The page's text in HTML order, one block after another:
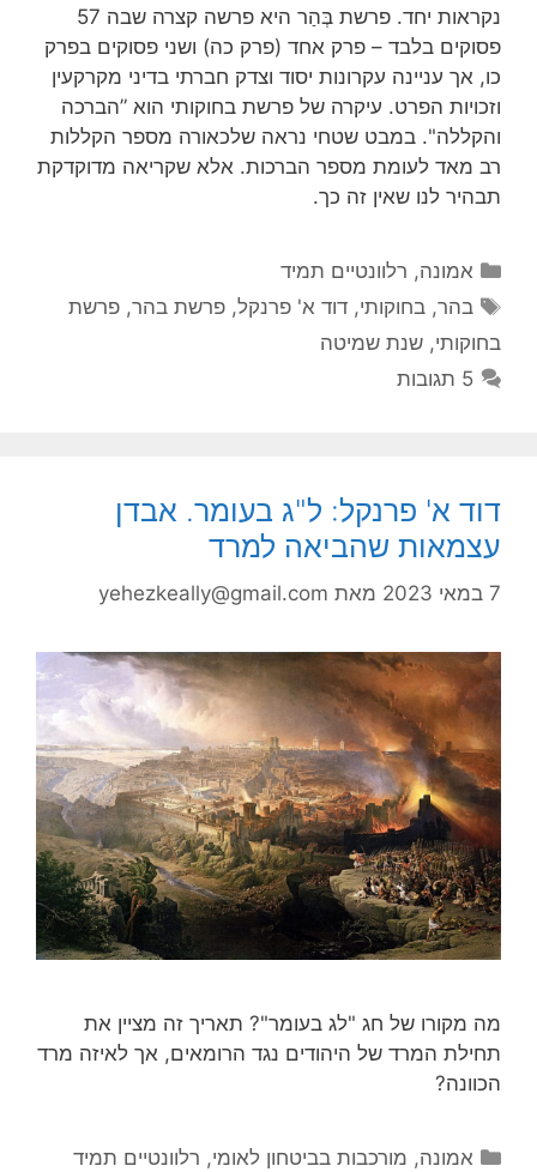
נקראות יחד. פרשת בְּהַר היא פרשה קצרה שבה 57
פסוקים בלבד – פרק אחד (פרק כה) ושני פסוקים בפרק
כו, אך עניינה עקרונות יסוד וצדק חברתי בדיני מקרקעין
וזכויות הפרט. עיקרה של פרשת בחוקותי הוא ”הברכה
והקללה". במבט שטחי נראה שלכאורה מספר הקללות
רב מאד לעומת מספר הברכות. אלא שקריאה מדוקדקת
תבהיר לנו שאין זה כך.
קטגוריות
אמונה, רלוונטיים תמיד
תגיות
בהר,בחוקותי,דוד א' פרנקל,פרשת בהר,פרשת
בחוקותי, שנת שמיטה
5 תגובות
דוד א' פרנקל: ל"ג בעומר. אבדן
עצמאות שהביאה למרד
7 במאי 2023 מאת yehezkeally@gmail.com
מה מקורו של חג "לג בעומר"? תאריך זה מציין את
תחילת המרד של היהודים נגד הרומאים, אך לאיזה מרד
הכוונה?
קטגוריות
אמונה, מורכבות בביטחון לאומי, רלוונטיים תמיד